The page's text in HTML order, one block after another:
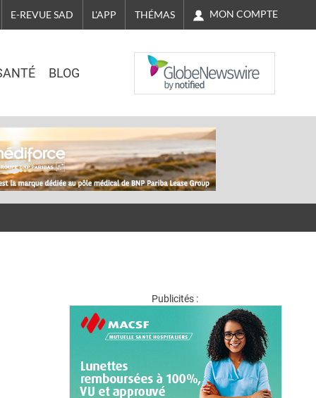
E-REVUE SAD L'APP THÉMAS MON COMPTE
BLOG
NASDAQ
Publicités :